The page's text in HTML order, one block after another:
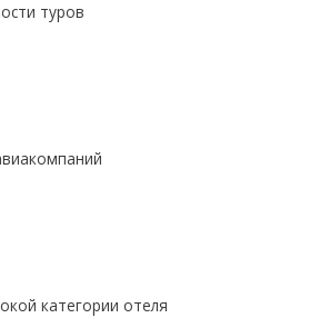
туров
категории отеля